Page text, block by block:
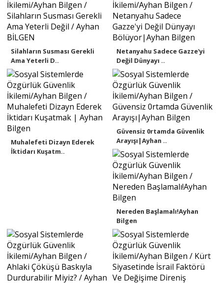
Silahların Susması Gerekli
Ama Yeterli D..
Netanyahu Sadece Gazze'yi
Değil Dünyayı ..
Muhalefeti Dizayn Ederek
İktidarı Kuşatm..
Güvensiz 0rtamda Güvenlik
Arayışı|Ayhan ..
Nereden Başlamalı!Ayhan
Bilgen